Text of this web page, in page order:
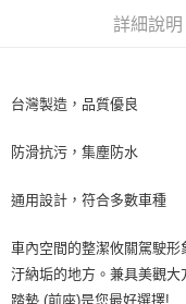
３．安心：先確認商品／服
２．訂單成立數日內，您將
ATM／網路銀行／等多元方
後付繳納相關費用。
是否繳費成功／繳費後需
客戶支援中心」https://
宅配寄送，滿490免運費
詳細說明
台灣製造，品質優良
防滑抗污，集塵防水
通用設計，符合多數車種
車內空間的整潔攸關駕駛
汙納垢的地方。兼具美觀
踏墊 (前座)是您最好選擇!